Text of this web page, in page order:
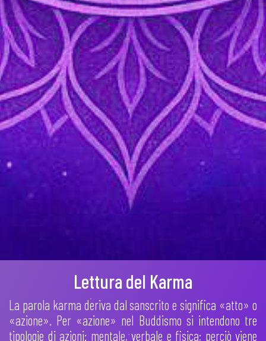
Lettura del Karma
La parola karma deriva dal sanscrito e significa «atto» o
«azione». Per «azione» nel Buddismo si intendono tre
tipologie di azioni: mentale, verbale e fisica; perciò viene